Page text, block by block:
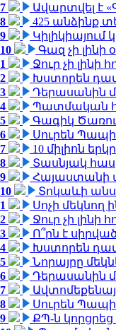
7
Ավարտվել է
8
425 անձինք
9
10
Գազ չի լինի
1
Ջուր չի լինի
2
Խստորեն
3
Դերասանին
4
Պատմական
5
Գագիկ
6
Սուրեն
7
10 միլիոն
8
Տասնյակ
9
Հայաստանի
10
Տոկաևի
1
Սոչի մեկնող
2
Ջուր չի լինի
3
Ո՞րն է
4
Խստորեն
5
Նորայրը
6
Դերասանին
7
8
Սուրեն
9
ՔՊ-ն կորցրեց